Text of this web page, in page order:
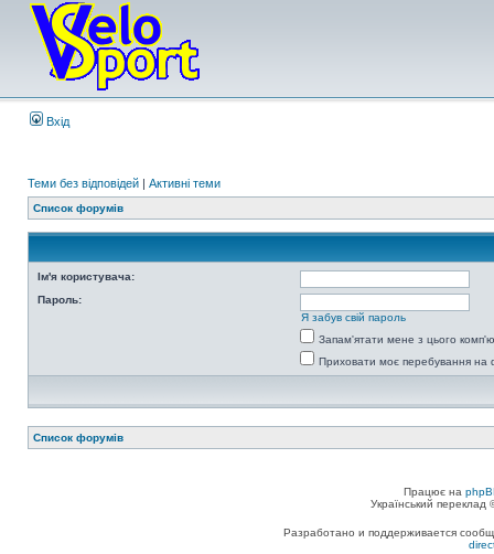
Вхід
Теми без відповідей | Активні теми
Список форумів
Ім'я користувача:
Пароль:
Я забув свій пароль
Запам'ятати мене з цього
Приховати моє перебування на
Список форумів
Працює на
Український
Разработано и поддерживается